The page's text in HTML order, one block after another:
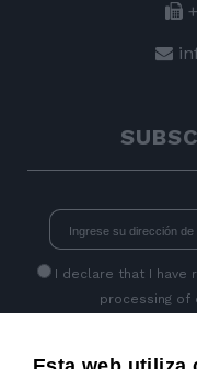
I declare that I have
processing of